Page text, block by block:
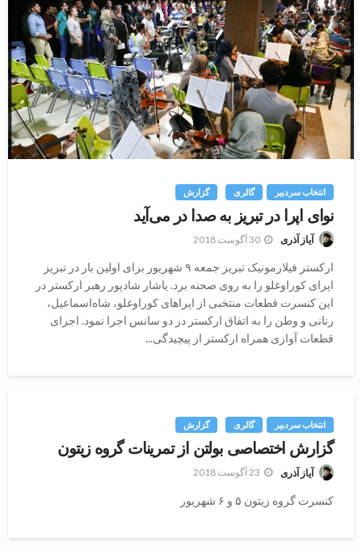
انتخاب سردبیر گالری گزارش
نوای اپرا در تبریز به صدا در می‌آید
آیاز آذری 30 آگوست 2018
ارکستر فیلارمونیک تبریز جمعه ۹ شهریور برای اولین بار در تبریز
اپرای کوراوغلو را به روی صحنه برد. یاشار شادپور رهبر ارکستر در
این کنسرت قطعات منتخبی از اپراهای کوراوغلو، شاه‌اسماعیل،
رنانی و وطن را به اتفاق ارکستر در دو سانس اجرا نمود. اجرای
قطعات آوازی همراه ارکستر از پیچیدگی...
انتخاب سردبیر گالری گزارش
گزارش اختصاصی بولتن از تمرینات گروه زیتون
آیاز آذری 23 آگوست 2018
کنسرت گروه زیتون ۵ و ۶ شهریور